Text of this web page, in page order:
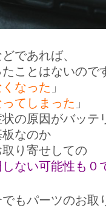
であれば、
ことはないので
なった 」
てしまった 」
の原因がバッテ
なのか
り寄せしての
ない可能性も０
もパーツのお取